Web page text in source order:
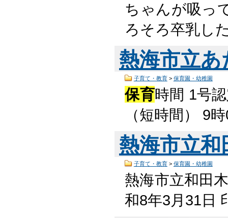
ちゃんが吸っ
ろそろ卒乳し
熱海市立
子育て・教育> 保育園・幼稚園
保育時間 1号
（短時間） 9
熱海市立和
子育て・教育> 保育園・幼稚園
熱海市立和田木
和8年3月31